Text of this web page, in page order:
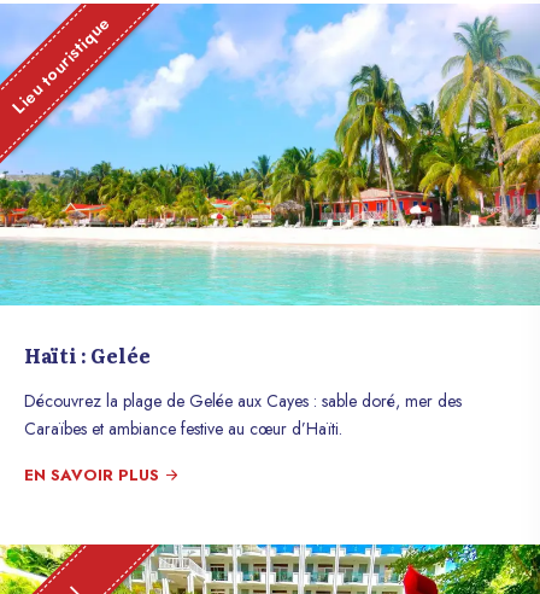
Lieu touristique
Haïti : Gelée
Découvrez la plage de Gelée aux Cayes : sable doré, mer des
Caraïbes et ambiance festive au cœur d’Haïti.
EN SAVOIR PLUS